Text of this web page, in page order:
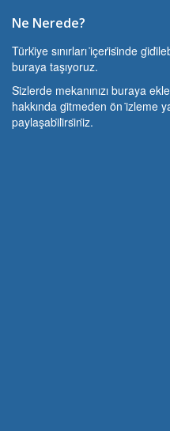
Ne Nerede?
Türki̇ye sınırları i̇çeri̇si̇nde
buraya taşıyoruz.
Si̇zlerde mekanınızı buraya
hakkında gi̇tmeden ön i̇zleme
paylaşabi̇li̇rsi̇ni̇z.